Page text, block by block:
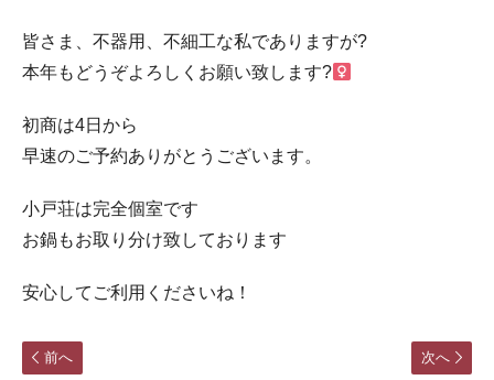
皆さま、不器用、不細工な私でありますが?
本年もどうぞよろしくお願い致します?‍
初商は4日から
早速のご予約ありがとうございます。
小戸荘は完全個室です
お鍋もお取り分け致しております
安心してご利用くださいね！
次へ
前へ